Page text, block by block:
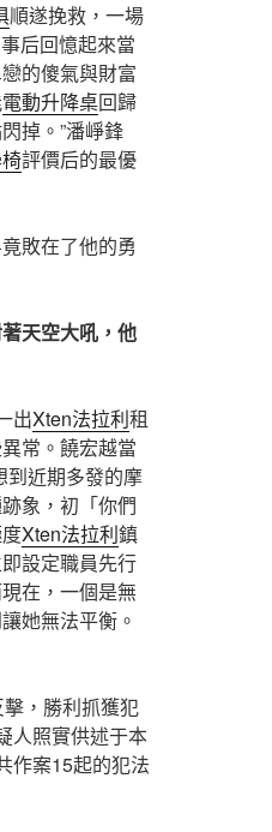
順遂挽救，一場
后回憶起來當
的傻氣與財富
電動升降桌回歸
掉。”潘崢鋒
評價后的最優
敗在了他的勇
天空大吼，他
出Xten法拉利租
常。饒宏越當
到近期多發的摩
象，初「你們
Xten法拉利鎮
設定職員先行
在，一個是無
她無法平衡。
，勝利抓獲犯
人照實供述于本
作案15起的犯法